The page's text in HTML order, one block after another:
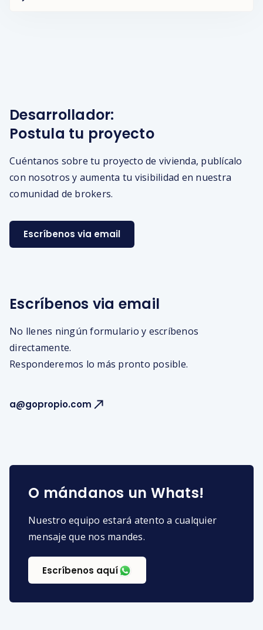
Desarrollador:
Postula tu proyecto
Cuéntanos sobre tu proyecto de vivienda, publícalo
con nosotros y aumenta tu visibilidad en nuestra
comunidad de brokers.
Escríbenos via email
Escríbenos via email
No llenes ningún formulario y escríbenos
directamente.
Responderemos lo más pronto posible.
a@gopropio.com
O mándanos un Whats!
Nuestro equipo estará atento a cualquier
mensaje que nos mandes.
Escríbenos aquí